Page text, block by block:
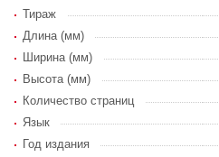
Тираж
Длина (мм)
Ширина (мм)
Высота (мм)
Количество страниц
Язык
Год издания